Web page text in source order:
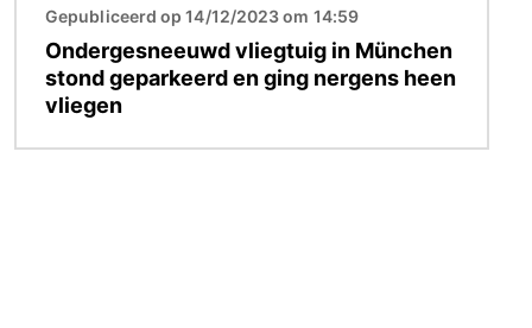
Gepubliceerd op 14/12/2023 om 14:59
Ondergesneeuwd vliegtuig in München
stond geparkeerd en ging nergens heen
vliegen